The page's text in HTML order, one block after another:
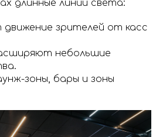
длинные линии света:
зрителей от касс
небольшие
зоны, бары и зоны